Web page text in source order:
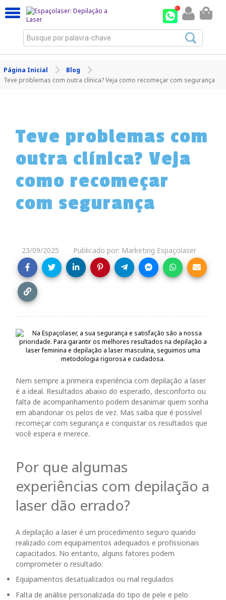
Busque por palavra-chave
Página Inicial
Blog
Teve problemas com outra clínica? Veja como recomeçar com segurança
Teve problemas com
outra clínica? Veja
como recomeçar
com segurança
23/09/2025 Publicado por: Marketing Espaçolaser
Nem sempre a primeira experiência com depilação a laser
é a ideal. Resultados abaixo do esperado, desconforto ou
falta de acompanhamento podem desanimar quem sonha
em abandonar os pelos de vez. Mas saiba que é possível
recomeçar com segurança e conquistar os resultados que
você espera e merece.
Por que algumas
experiências com depilação a
laser dão errado?
A depilação a laser é um procedimento seguro quando
realizado com equipamentos adequados e profissionais
capacitados. No entanto, alguns fatores podem
comprometer o resultado:
Equipamentos desatualizados ou mal regulados
Falta de análise personalizada do tipo de pele e pelo